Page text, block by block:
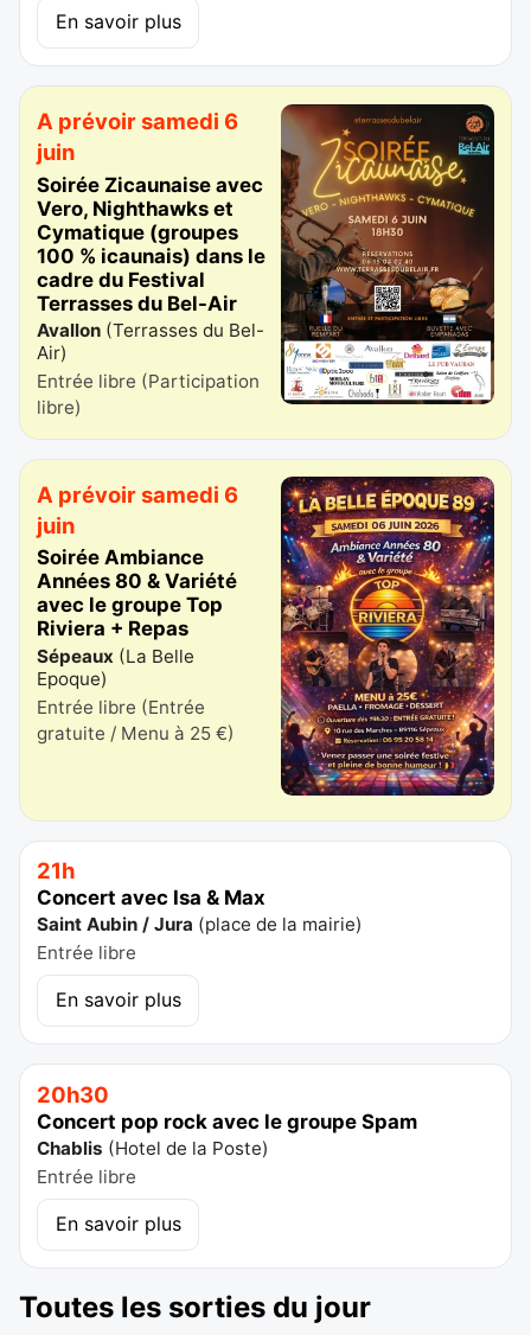
En savoir plus
A prévoir samedi 6
juin
Soirée Zicaunaise avec
Vero, Nighthawks et
Cymatique (groupes
100 % icaunais) dans le
cadre du Festival
Terrasses du Bel-Air
Avallon (Terrasses du Bel-
Air)
Entrée libre (Participation
libre)
A prévoir samedi 6
juin
Soirée Ambiance
Années 80 & Variété
avec le groupe Top
Riviera + Repas
Sépeaux (La Belle
Epoque)
Entrée libre (Entrée
gratuite / Menu à 25 €)
21h
Concert avec Isa & Max
Saint Aubin / Jura (place de la mairie)
Entrée libre
En savoir plus
20h30
Concert pop rock avec le groupe Spam
Chablis (Hotel de la Poste)
Entrée libre
En savoir plus
Toutes les sorties du jour